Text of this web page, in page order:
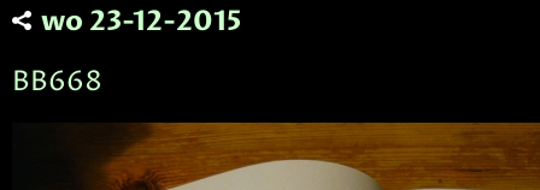
wo 23-12-2015
BB668